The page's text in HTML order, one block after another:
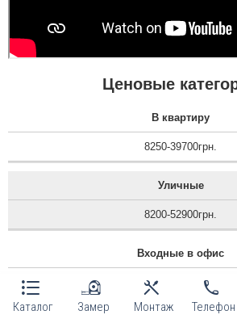
Каталог Замер Монтаж Телефон
Ценовые
В квартиру
8250-39700грн.
Уличные
8200-52900грн.
Входные в офис
8500-52250грн.